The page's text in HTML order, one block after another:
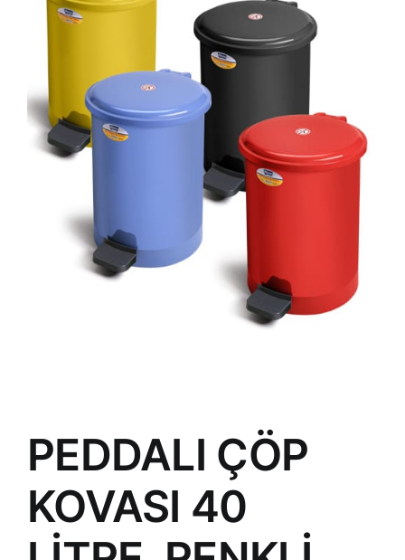
PEDDALI ÇÖP
KOVASI 40